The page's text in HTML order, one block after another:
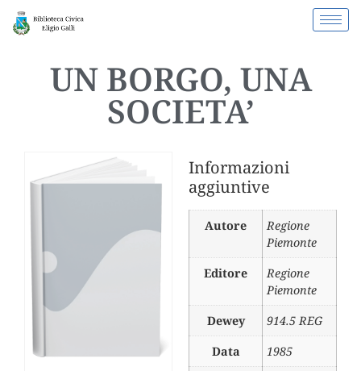
UN BORGO, UNA
SOCIETA’
Informazioni
aggiuntive
Autore
Regione
Piemonte
Editore
Regione
Piemonte
Dewey
914.5 REG
Data
1985